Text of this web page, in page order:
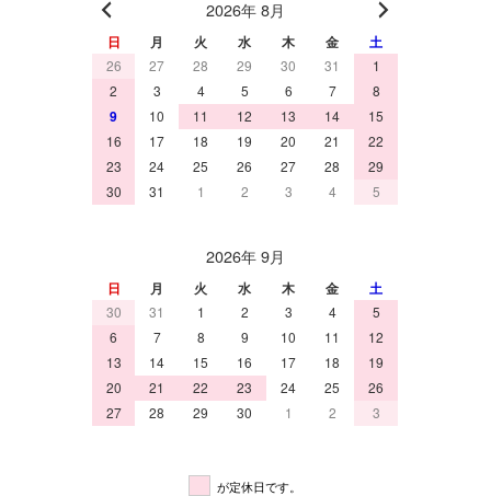
2026年 8月
日 月 火 水 木 金 土
26 27 28 29 30 31
1
2
3 4 5 6 7 8
9 10 11 12 13 14
15
16
17 18 19 20 21
22
23
24 25 26 27 28
29
30
31 1 2 3 4 5
2026年 9月
日 月 火 水 木 金 土
30 31 1 2 3 4
5
6
7 8 9 10 11
12
13
14 15 16 17 18
19
20
21 22 23 24 25
26
27
28 29 30 1 2 3
が定休日です。